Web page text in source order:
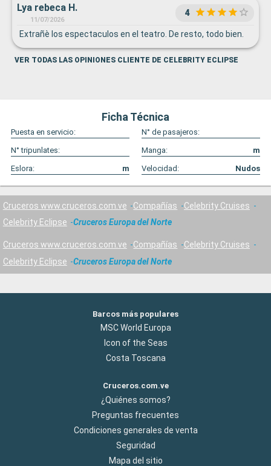
Lya rebeca H.
11/07/2026
4
Extrañè los espectaculos en el teatro. De resto, todo bien.
VER TODAS LAS OPINIONES CLIENTE DE CELEBRITY ECLIPSE
Ficha Técnica
Puesta en servicio:
N° de pasajeros:
N° tripunlates:
Manga:
m
Eslora:
m Velocidad: Nudos
Cruceros www.cruceros.com.ve Compañías
Celebrity Cruises
Celebrity Eclipse
Cruceros Europa del Norte
Cruceros www.cruceros.com.ve Compañías
Celebrity Cruises
Celebrity Eclipse
Cruceros Europa del Norte
Barcos más populares
MSC World Europa
Icon of the Seas
Costa Toscana
Cruceros.com.ve
¿Quiénes somos?
Preguntas frecuentes
Condiciones generales de venta
Seguridad
Mapa del sitio